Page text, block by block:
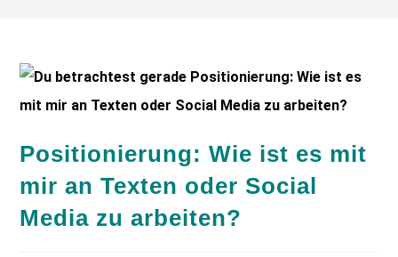
Positionierung: Wie ist es mit
mir an Texten oder Social
Media zu arbeiten?